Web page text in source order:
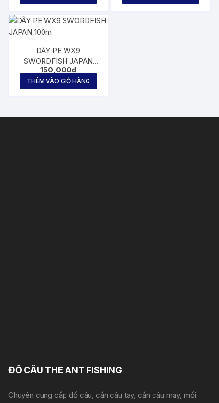
DÂY PE WX9
SWORDFISH JAPAN
100m
150,000₫
THÊM VÀO GIỎ HÀNG
ĐỒ CÂU THE ANT FISHING
Chuyên cung cấp đồ câu, cần câu tay, cần câu máy, mồi